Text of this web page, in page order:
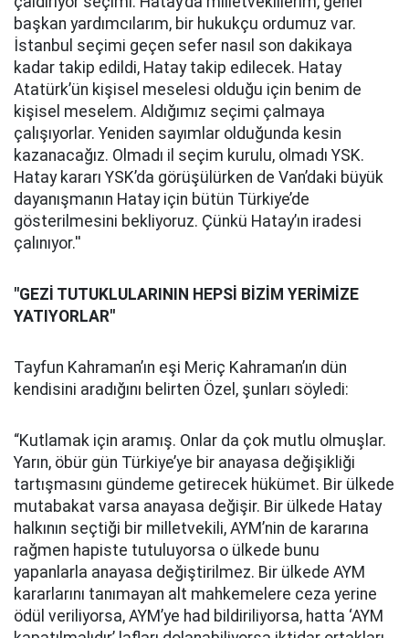
başkan yardımcılarım, bir hukukçu ordumuz var.
İstanbul seçimi geçen sefer nasıl son dakikaya
kadar takip edildi, Hatay takip edilecek. Hatay
Atatürk’ün kişisel meselesi olduğu için benim de
kişisel meselem. Aldığımız seçimi çalmaya
çalışıyorlar. Yeniden sayımlar olduğunda kesin
kazanacağız. Olmadı il seçim kurulu, olmadı YSK.
Hatay kararı YSK’da görüşülürken de Van’daki büyük
dayanışmanın Hatay için bütün Türkiye’de
gösterilmesini bekliyoruz. Çünkü Hatay’ın iradesi
çalınıyor.''
"GEZİ TUTUKLULARININ HEPSİ BİZİM YERİMİZE
YATIYORLAR''
Tayfun Kahraman’ın eşi Meriç Kahraman’ın dün
kendisini aradığını belirten Özel, şunları söyledi:
“Kutlamak için aramış. Onlar da çok mutlu olmuşlar.
Yarın, öbür gün Türkiye’ye bir anayasa değişikliği
tartışmasını gündeme getirecek hükümet. Bir ülkede
mutabakat varsa anayasa değişir. Bir ülkede Hatay
halkının seçtiği bir milletvekili, AYM’nin de kararına
rağmen hapiste tutuluyorsa o ülkede bunu
yapanlarla anayasa değiştirilmez. Bir ülkede AYM
kararlarını tanımayan alt mahkemelere ceza yerine
ödül veriliyorsa, AYM’ye had bildiriliyorsa, hatta ‘AYM